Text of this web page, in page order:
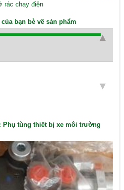
rác chạy điện
bạn bè về sản phẩm
Phụ tùng thiết bị xe môi trường